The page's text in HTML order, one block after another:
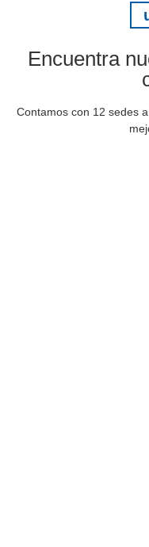
Encuentra
Contamos con 12 sedes